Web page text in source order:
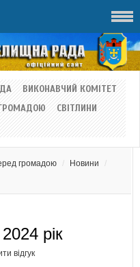
ВИКОНАВЧИЙ КОМІТЕТ
СВІТЛИНИ
громадою
Новини
рік
відгук